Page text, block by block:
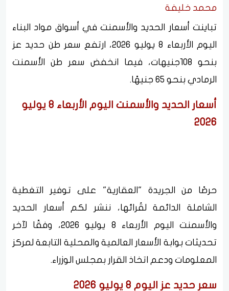
محمد خليفة
تباينت أسعار الحديد والأسمنت في أسواق مواد البناء
اليوم الأربعاء 8 يوليو 2026، ارتفع سعر طن حديد عز
بنحو 108جنيهات، فيما انخفض سعر طن الأسمنت
الرمادي بنحو 65 جنيهًا.
أسعار الحديد والأسمنت اليوم الأربعاء 8 يوليو
2026
حرصًا من الجريدة "العقارية" على توفير التغطية
الشاملة الدائمة لقُرائها، ننشر لكم أسعار الحديد
والأسمنت اليوم الأربعاء 8 يوليو 2026، وفقًا لآخر
تحديثات بوابة الأسعار العالمية والمحلية التابعة لمركز
المعلومات ودعم اتخاذ القرار بمجلس الوزراء.
سعر حديد عز اليوم 8 يوليو 2026